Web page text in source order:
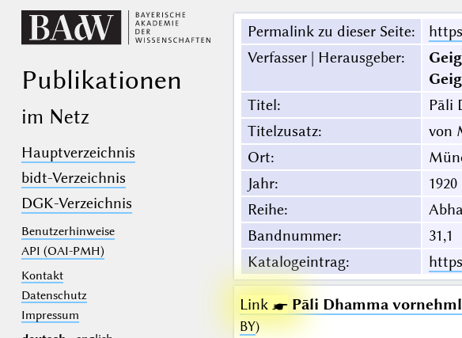
Publikationen
im Netz
Hauptverzeichnis
bidt-Verzeichnis
DGK-Verzeichnis
Benutzerhinweise
API (OAI-PMH)
Kontakt
Datenschutz
Impressum
Permalink zu dieser Seite:
Verfasser | Herausgeber:
Titel:
Pāli
Titelzusatz:
von
Ort:
Jahr:
1920
Reihe:
Bandnummer:
31,1
Katalogeintrag:
Link ☛ Pāli Dhamma
BY)